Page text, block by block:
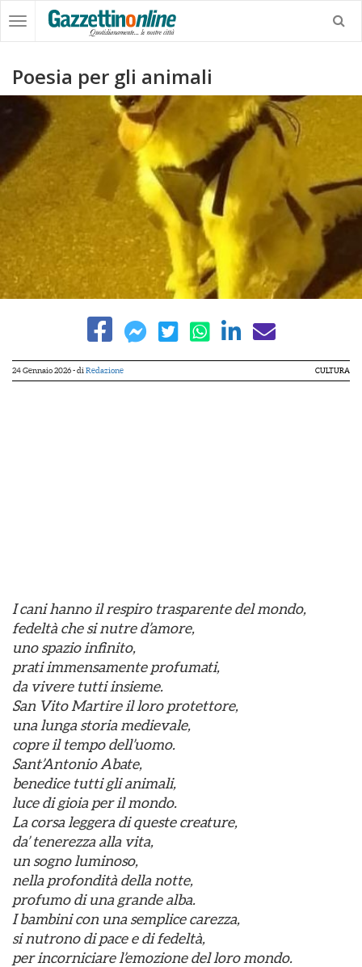
Poesia per gli animali
24 Gennaio 2026- di Redazione CULTURA
I cani hanno il respiro trasparente del mondo,
fedeltà che si nutre d’amore,
uno spazio infinito,
prati immensamente profumati,
da vivere tutti insieme.
San Vito Martire il loro protettore,
una lunga storia medievale,
copre il tempo dell’uomo.
Sant’Antonio Abate,
benedice tutti gli animali,
luce di gioia per il mondo.
La corsa leggera di queste creature,
da’ tenerezza alla vita,
un sogno luminoso,
nella profondità della notte,
profumo di una grande alba.
I bambini con una semplice carezza,
si nutrono di pace e di fedeltà,
per incorniciare l’emozione del loro mondo.